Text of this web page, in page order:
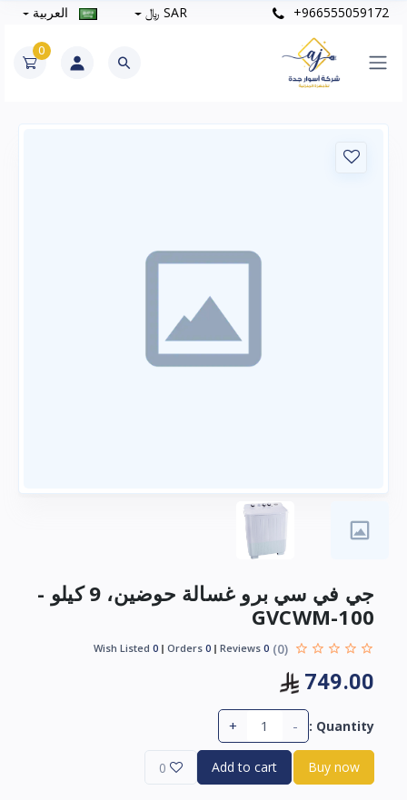
+966555059172 SAR ﷼ العربية
0
جي في سي برو غسالة حوضين، 9 كيلو -
GVCWM-100
(0)
0
0
0
749.00
Quantity :
-
+
Buy now
Add to cart
0